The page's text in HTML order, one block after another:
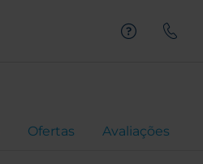
Ofertas Avaliações